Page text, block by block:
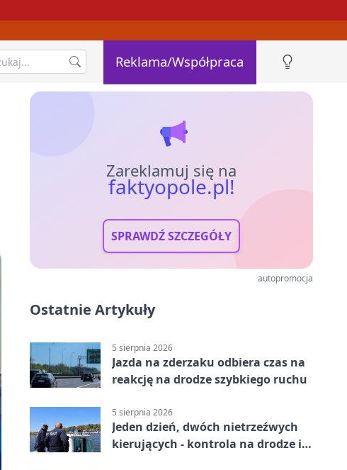
Reklama/Współpraca
Zareklamuj się na
faktyopole.pl!
SPRAWDŹ SZCZEGÓŁY
autopromocja
Ostatnie Artykuły
5 sierpnia 2026
Jazda na zderzaku odbiera czas na
reakcję na drodze szybkiego ruchu
5 sierpnia 2026
Jeden dzień, dwóch nietrzeźwych
kierujących - kontrola na drodze i